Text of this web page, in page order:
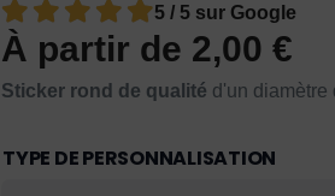
5 / 5 sur Google
À partir de 2,00 €
Sticker rond de qualité d'un diamètre
TYPE DE PERSONNALISATION